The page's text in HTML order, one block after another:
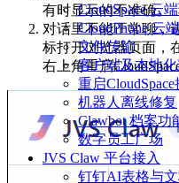
CloudSpace 云
CloudPhone 云
文件传输
客户端及本地
重启
机器人离线修复
Clawbot 档案功
数字员工广场
JVS Claw 平台接入
钉钉AI表格与文
有时显示的不准确。
对话里不能正常聊，
标打开浏览器页面，
右上角重启